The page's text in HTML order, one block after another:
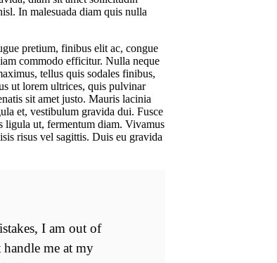
In malesuada diam quis nulla
pretium, finibus elit ac, congue
commodo efficitur. Nulla neque
tellus quis sodales finibus,
ut lorem ultrices, quis pulvinar
sit amet justo. Mauris lacinia
et, vestibulum gravida dui. Fusce
ligula ut, fermentum diam. Vivamus
risus vel sagittis. Duis eu gravida
I am out of
me at my